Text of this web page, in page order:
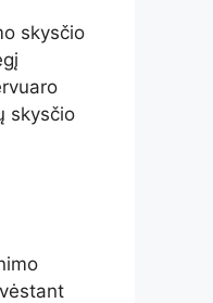
skysčio
skysčio